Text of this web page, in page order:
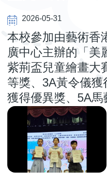
2026-05-31
本校參加由藝術香
廣中心主辦的「美
紫荊盃兒童繪畫大
等獎、 3A黃令儀獲
獲得優異獎、 5A馬